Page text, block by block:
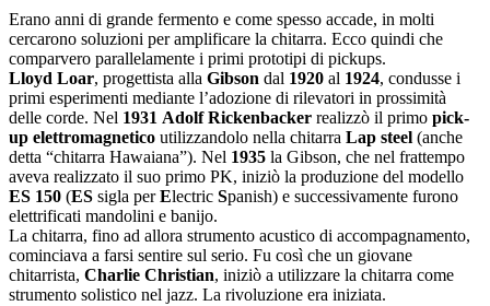
Erano anni di grande fermento e come spesso accade, in molti
cercarono soluzioni per amplificare la chitarra. Ecco quindi che
comparvero parallelamente i primi prototipi di pickups.
Lloyd Loar, progettista alla Gibson dal 1920 al 1924, condusse i
primi esperimenti mediante l’adozione di rilevatori in prossimità
delle corde. Nel 1931 Adolf Rickenbacker realizzò il primo pick-
up elettromagnetico utilizzandolo nella chitarra Lap steel (anche
detta “chitarra Hawaiana”). Nel 1935 la Gibson, che nel frattempo
aveva realizzato il suo primo PK, iniziò la produzione del modello
ES 150 (ES sigla perElectric Spanish) e successivamente furono
elettrificati mandolini e banijo.
La chitarra, fino ad allora strumento acustico di accompagnamento,
cominciava a farsi sentire sul serio. Fu così che un giovane
chitarrista, Charlie Christian, iniziò a utilizzare la chitarra come
strumento solistico nel jazz. La rivoluzione era iniziata.